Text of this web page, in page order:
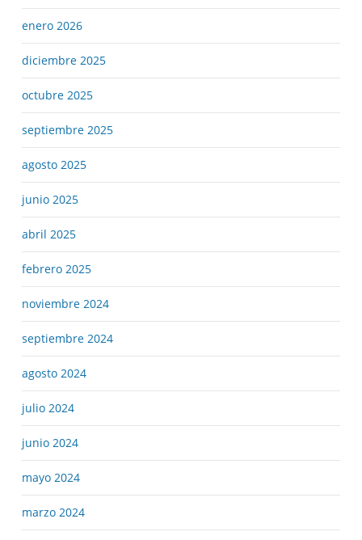
enero 2026
diciembre 2025
octubre 2025
septiembre 2025
agosto 2025
junio 2025
abril 2025
febrero 2025
noviembre 2024
septiembre 2024
agosto 2024
julio 2024
junio 2024
mayo 2024
marzo 2024